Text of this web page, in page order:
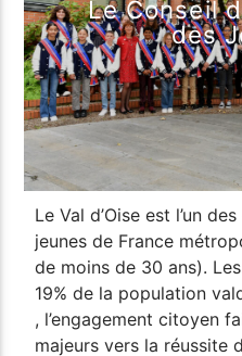
Le Conseil
des
Le Val d’Oise est l’un
jeunes de France
de moins de 30 ans).
19% de la population
, l’engagement citoyen
majeurs vers la réussite